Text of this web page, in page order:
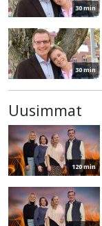
30 min
30 min
Uusimmat
120 min